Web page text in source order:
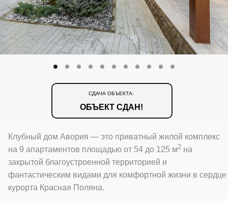
Клубный дом Авория — это приватный жилой комплекс
на 9 апартаментов площадью от 54 до 125 м2 на
закрытой благоустроенной территорией и
фантастическим видами для комфортной жизни в сердце
курорта Красная Поляна.
СДАЧА ОБЪЕКТА:
ОБЪЕКТ СДАН!